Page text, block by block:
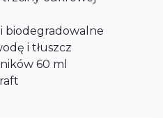
biodegradowalne
i tłuszcz
60 ml